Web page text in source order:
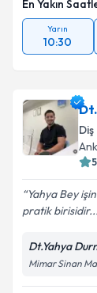
En Yakın
Yarın
10:30
5
Yahya Bey
pratik
Dt.Yahya
Mimar Sinan